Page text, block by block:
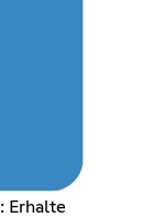
Erhalte